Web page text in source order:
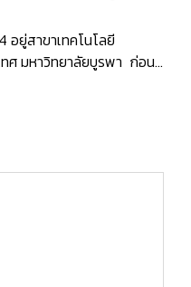
ยู่สาขาเทคโนโลยี
ศ มหาวิทยาลัยบูรพา ก่อน
การเปิดรับนักศึกษาฝึกงาน
แต่เราเลือกที่จะลงใน